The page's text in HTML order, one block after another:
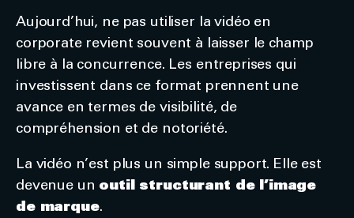
Aujourd’hui, ne pas utiliser la vidéo en
corporate revient souvent à laisser le champ
libre à la concurrence. Les entreprises qui
investissent dans ce format prennent une
avance en termes de visibilité, de
compréhension et de notoriété.
La vidéo n’est plus un simple support. Elle est
devenue un outil structurant de l’image
de marque.